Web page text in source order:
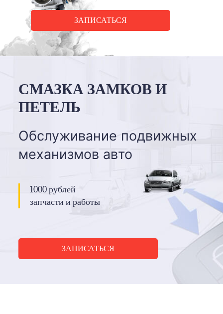
ЗАПИСАТЬСЯ
СМАЗКА ЗАМКОВ И
ПЕТЕЛЬ
Обслуживание подвижных
механизмов авто
1000 рублей
запчасти и работы
ЗАПИСАТЬСЯ